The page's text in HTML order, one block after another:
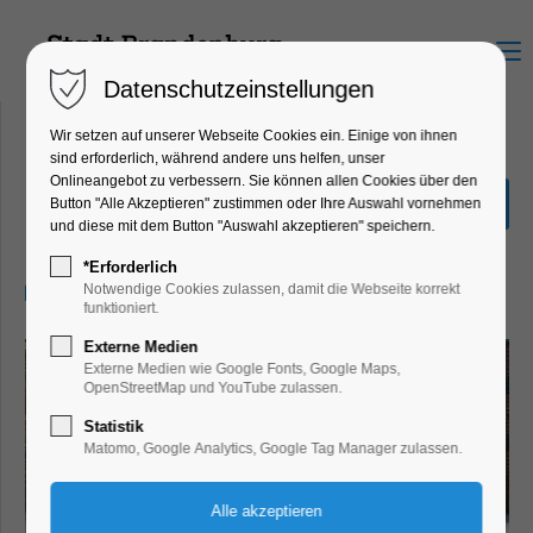
Menu
Entdecker-Tour
Führung, Themenführung
09.08.2026, 10:30–11:30
Datenschutzeinstellungen
Wir setzen auf unserer Webseite Cookies ein. Einige von ihnen
sind erforderlich, während andere uns helfen, unser
Onlineangebot zu verbessern. Sie können allen Cookies über den
Button "Alle Akzeptieren" zustimmen oder Ihre Auswahl vornehmen
und diese mit dem Button "Auswahl akzeptieren" speichern.
*Erforderlich
Notwendige Cookies zulassen, damit die Webseite korrekt
funktioniert.
Externe Medien
Externe Medien wie Google Fonts, Google Maps,
OpenStreetMap und YouTube zulassen.
Statistik
Matomo, Google Analytics, Google Tag Manager zulassen.